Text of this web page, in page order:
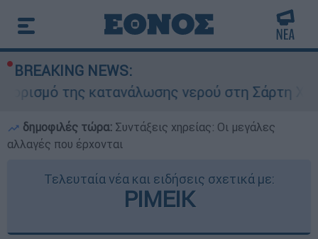
BREAKING NEWS:
της κατανάλωσης νερού στη Σάρτη
δημοφιλές τώρα: Συντάξεις χηρείας: Οι μεγάλες
αλλαγές που έρχονται
Τελευταία νέα και ειδήσεις σχετικά με:
ΡΙΜΕΙΚ